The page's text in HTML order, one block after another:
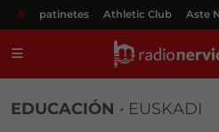
# patinetes Athletic Club Aste
EDUCACIÓN • EUSKADI